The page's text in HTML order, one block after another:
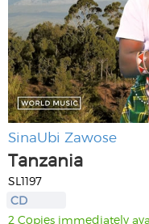
SinaUbi Zawose
Tanzania
SL1197
CD
2 Copies immediately